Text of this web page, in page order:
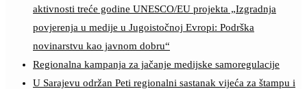
aktivnosti treće godine UNESCO/EU projekta „Izgradnja
povjerenja u medije u Jugoistočnoj Evropi: Podrška
novinarstvu kao javnom dobru“
Regionalna kampanja za jačanje medijske samoregulacije
U Sarajevu održan Peti regionalni sastanak vijeća za štampu i